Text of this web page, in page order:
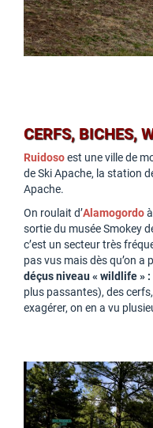
CERFS, BICHES,
Ruidosoest une ville de
de Ski Apache, la station
Apache.
On roulait d’Alamogordoà
sortie du musée Smokey
c’est un secteur très
pas vus mais dès qu’on a
déçus niveau « wildlife »
plus passantes), des
exagérer, on en a vu